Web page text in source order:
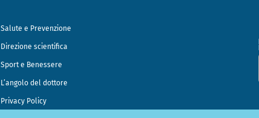
Salute e Prevenzione
Direzione scientifica
Sport e Benessere
L’angolo del dottore
Privacy Policy